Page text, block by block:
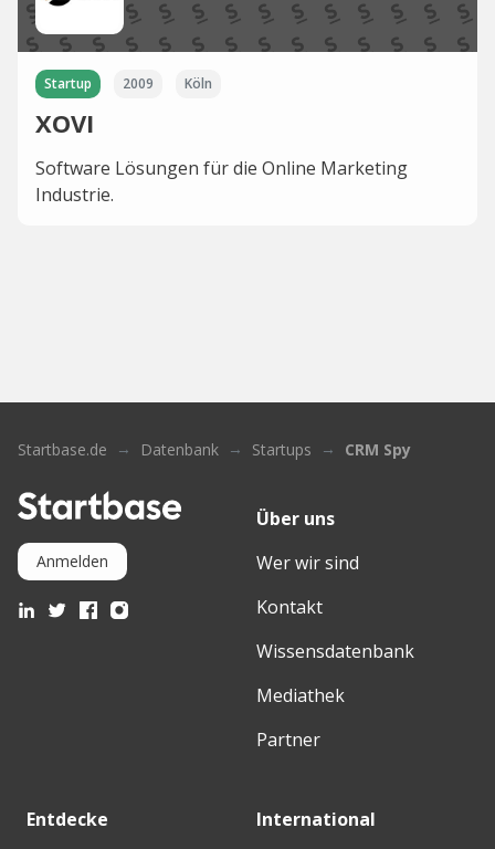
Startup 2009 Köln
XOVI
Software Lösungen für die Online Marketing
Industrie.
Startbase.de Datenbank Startups CRM Spy
Anmelden
Über uns
Wer wir sind
Kontakt
Wissensdatenbank
Mediathek
Partner
Entdecke
International